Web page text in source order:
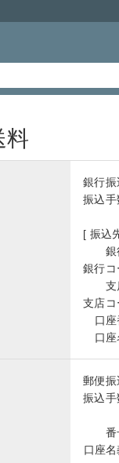
料
銀行
振込
[ 振込
銀
銀行
支
支店
口
口
郵便
振込
番
口座